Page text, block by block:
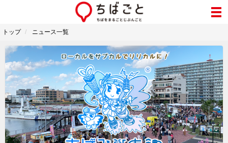
トップ ニュース一覧